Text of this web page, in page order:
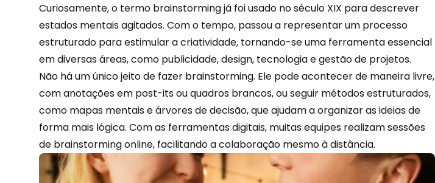
Curiosamente, o termo brainstorming já foi usado no século XIX para descrever
estados mentais agitados. Com o tempo, passou a representar um processo
estruturado para estimular a criatividade, tornando-se uma ferramenta essencial
em diversas áreas, como publicidade, design, tecnologia e gestão de projetos.
Não há um único jeito de fazer brainstorming. Ele pode acontecer de maneira livre,
com anotações em post-its ou quadros brancos, ou seguir métodos estruturados,
como mapas mentais e árvores de decisão, que ajudam a organizar as ideias de
forma mais lógica. Com as ferramentas digitais, muitas equipes realizam sessões
de brainstorming online, facilitando a colaboração mesmo à distância.